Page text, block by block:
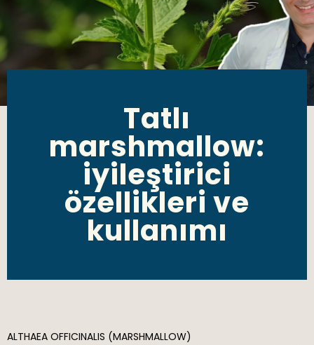
Tatlı
marshmallow:
iyileştirici
özellikleri ve
kullanımı
ALTHAEA OFFICINALIS (MARSHMALLOW)